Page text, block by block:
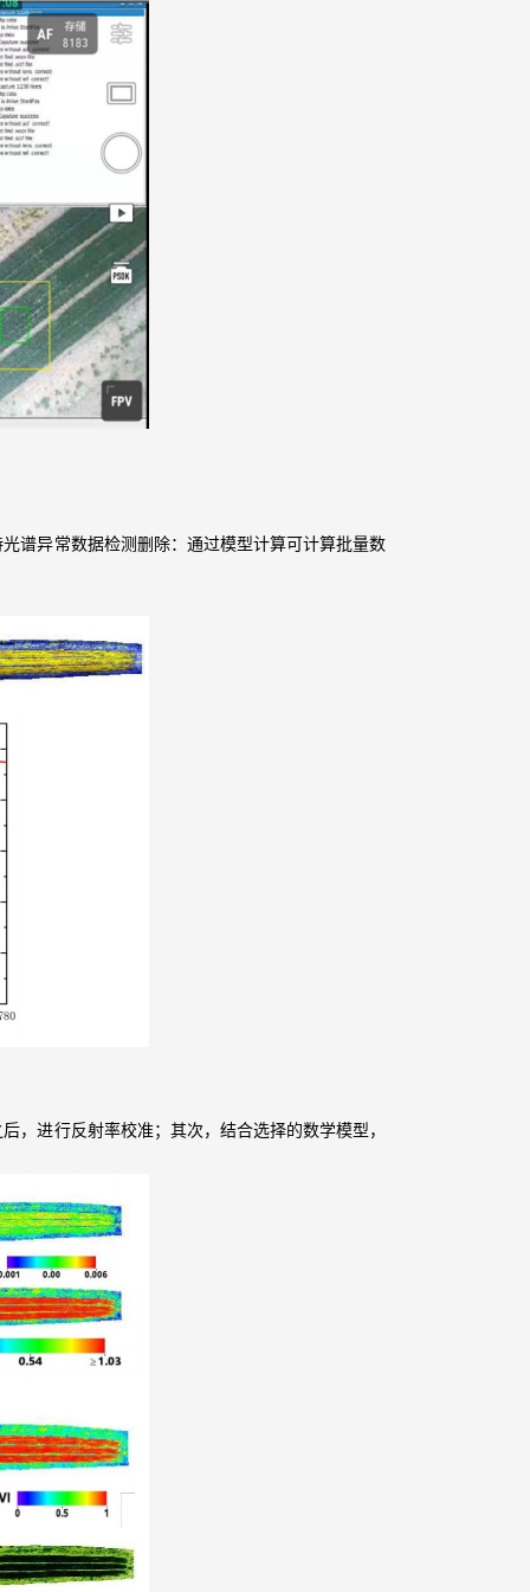
谱异常数据检测删除：通过模型计算可计算批量数
，进行反射率校准；其次，结合选择的数学模型，